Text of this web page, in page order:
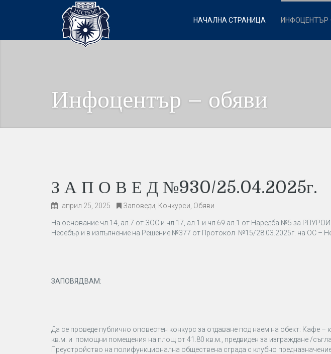
НАЧАЛНА СТРАНИЦА ИНФОЦЕНТЪР
Инфоцентър – обяви
З А П О В Е Д №930/25.04.2025г.
април 25, 2025 Заповеди Конкурси Обяви
На основание чл.14, ал.7 от ЗОС и чл.17, ал.1 и чл.69 ал.1 от Наредба №5 за
Несебър и в изпълнение на Решение №377 от Протокол №15/28.03.2025г. на ОС –
ЗАПОВЯДВАМ:
Да се проведе публично оповестен конкурс за отдаване под наем на обект: Кафе –
кв.м. и помощни помещения на площ от 41.80 кв.м., предвиден за изграждане /
Преустройство на полифункционална обществена сграда с клубно